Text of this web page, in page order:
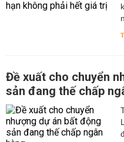
Đề xuất cho chuyển
sản đang thế chấp